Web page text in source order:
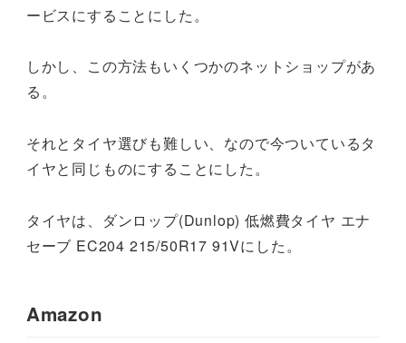
ービスにすることにした。
しかし、この方法もいくつかのネットショップがあ
る。
それとタイヤ選びも難しい、なので今ついているタ
イヤと同じものにすることにした。
タイヤは、ダンロップ(Dunlop) 低燃費タイヤ エナ
セーブ EC204 215/50R17 91Vにした。
Amazon